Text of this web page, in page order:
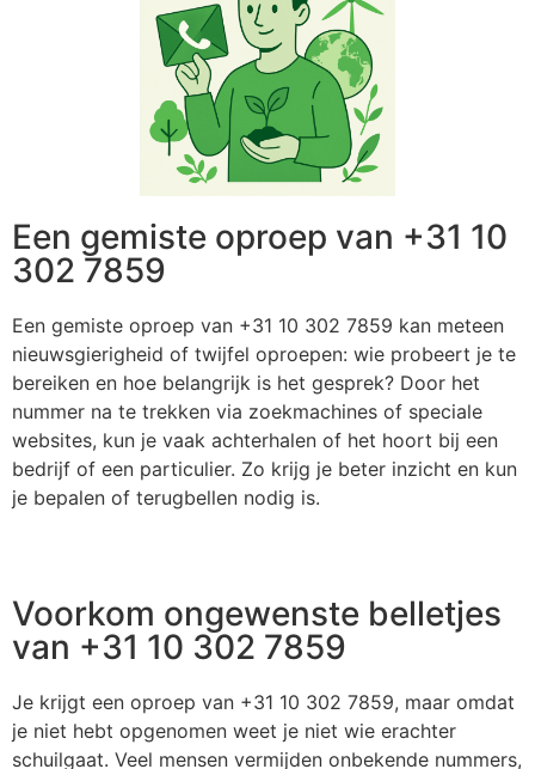
Een gemiste oproep van +31 10
302 7859
Een gemiste oproep van +31 10 302 7859 kan meteen
nieuwsgierigheid of twijfel oproepen: wie probeert je te
bereiken en hoe belangrijk is het gesprek? Door het
nummer na te trekken via zoekmachines of speciale
websites, kun je vaak achterhalen of het hoort bij een
bedrijf of een particulier. Zo krijg je beter inzicht en kun
je bepalen of terugbellen nodig is.
Voorkom ongewenste belletjes
van +31 10 302 7859
Je krijgt een oproep van +31 10 302 7859, maar omdat
je niet hebt opgenomen weet je niet wie erachter
schuilgaat. Veel mensen vermijden onbekende nummers,